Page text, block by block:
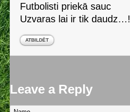
Futbolisti priekā sauc
Uzvaras lai ir tik daudz…!
ATBILDĒT
Leave a Reply